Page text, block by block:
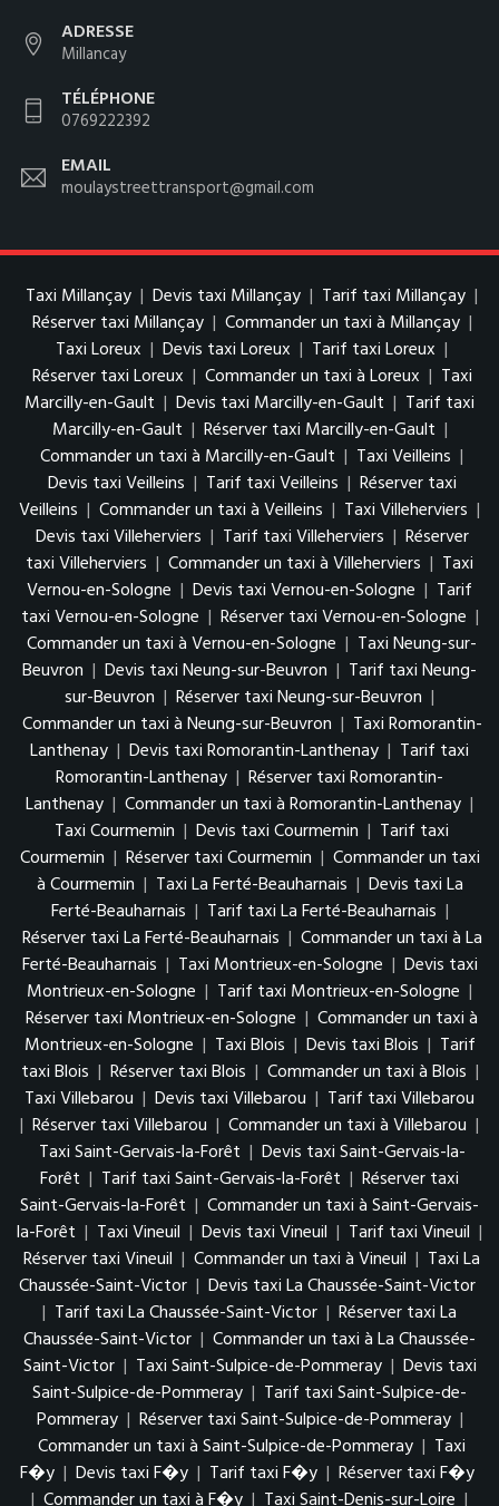
ADRESSE
Millancay
TÉLÉPHONE
0769222392
EMAIL
moulaystreettransport@gmail.com
Taxi Millançay | Devis taxi Millançay | Tarif taxi Millançay |
Réserver taxi Millançay | Commander un taxi à Millançay |
Taxi Loreux | Devis taxi Loreux | Tarif taxi Loreux |
Réserver taxi Loreux | Commander un taxi à Loreux | Taxi
Marcilly-en-Gault | Devis taxi Marcilly-en-Gault | Tarif taxi
Marcilly-en-Gault | Réserver taxi Marcilly-en-Gault |
Commander un taxi à Marcilly-en-Gault | Taxi Veilleins |
Devis taxi Veilleins | Tarif taxi Veilleins | Réserver taxi
Veilleins | Commander un taxi à Veilleins | Taxi Villeherviers |
Devis taxi Villeherviers | Tarif taxi Villeherviers | Réserver
taxi Villeherviers | Commander un taxi à Villeherviers | Taxi
Vernou-en-Sologne | Devis taxi Vernou-en-Sologne | Tarif
taxi Vernou-en-Sologne | Réserver taxi Vernou-en-Sologne |
Commander un taxi à Vernou-en-Sologne | Taxi Neung-sur-
Beuvron | Devis taxi Neung-sur-Beuvron | Tarif taxi Neung-
sur-Beuvron | Réserver taxi Neung-sur-Beuvron |
Commander un taxi à Neung-sur-Beuvron | Taxi Romorantin-
Lanthenay | Devis taxi Romorantin-Lanthenay | Tarif taxi
Romorantin-Lanthenay | Réserver taxi Romorantin-
Lanthenay | Commander un taxi à Romorantin-Lanthenay |
Taxi Courmemin | Devis taxi Courmemin | Tarif taxi
Courmemin | Réserver taxi Courmemin | Commander un taxi
à Courmemin | Taxi La Ferté-Beauharnais | Devis taxi La
Ferté-Beauharnais | Tarif taxi La Ferté-Beauharnais |
Réserver taxi La Ferté-Beauharnais | Commander un taxi à La
Ferté-Beauharnais | Taxi Montrieux-en-Sologne | Devis taxi
Montrieux-en-Sologne | Tarif taxi Montrieux-en-Sologne |
Réserver taxi Montrieux-en-Sologne | Commander un taxi à
Montrieux-en-Sologne | Taxi Blois | Devis taxi Blois | Tarif
taxi Blois | Réserver taxi Blois | Commander un taxi à Blois |
Taxi Villebarou | Devis taxi Villebarou | Tarif taxi Villebarou
| Réserver taxi Villebarou | Commander un taxi à Villebarou |
Taxi Saint-Gervais-la-Forêt | Devis taxi Saint-Gervais-la-
Forêt | Tarif taxi Saint-Gervais-la-Forêt | Réserver taxi
Saint-Gervais-la-Forêt | Commander un taxi à Saint-Gervais-
la-Forêt | Taxi Vineuil | Devis taxi Vineuil | Tarif taxi Vineuil |
Réserver taxi Vineuil | Commander un taxi à Vineuil | Taxi La
Chaussée-Saint-Victor | Devis taxi La Chaussée-Saint-Victor
| Tarif taxi La Chaussée-Saint-Victor | Réserver taxi La
Chaussée-Saint-Victor | Commander un taxi à La Chaussée-
Saint-Victor | Taxi Saint-Sulpice-de-Pommeray | Devis taxi
Saint-Sulpice-de-Pommeray | Tarif taxi Saint-Sulpice-de-
Pommeray | Réserver taxi Saint-Sulpice-de-Pommeray |
Commander un taxi à Saint-Sulpice-de-Pommeray | Taxi
F�y | Devis taxi F�y | Tarif taxi F�y | Réserver taxi F�y